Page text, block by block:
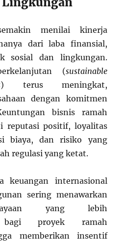
menilai kinerja
dari laba finansial,
sosial dan lingkungan.
(sustainable
) terus meningkat,
dengan komitmen
bisnis ramah
reputasi positif, loyalitas
biaya, dan risiko yang
regulasi yang ketat.
keuangan internasional
sering menawarkan
yang lebih
bagi proyek ramah
memberikan insentif